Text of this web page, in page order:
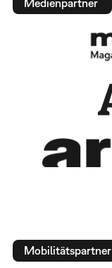
Medienpartner
Mobilitätspartner